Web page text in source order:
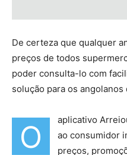
De certeza que qualquer
preços de todos
poder consulta-lo com
solução para os angolanos
O
aplicativo
ao consumidor
preços,